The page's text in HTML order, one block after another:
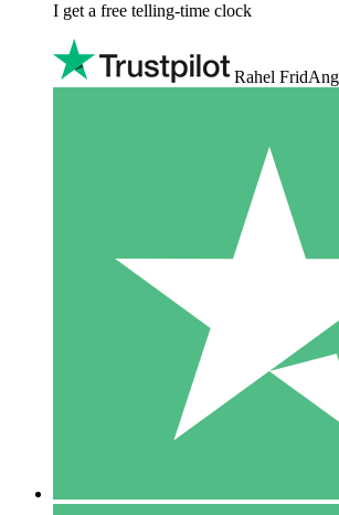
I get a free telling-time clock
Rahel FridAng